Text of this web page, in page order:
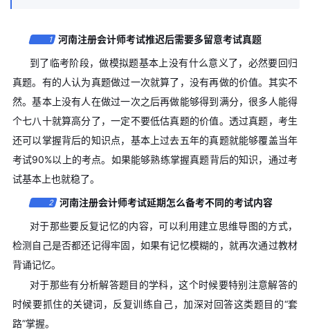
1 河南注册会计师考试推迟后需要多留意考试真题
到了临考阶段，做模拟题基本上没有什么意义了，必然要回归
真题。有的人认为真题做过一次就算了，没有再做的价值。其实不
然。基本上没有人在做过一次之后再做能够得到满分，很多人能得
个七八十就算高分了，一定不要低估真题的价值。透过真题，考生
还可以掌握背后的知识点，基本上过去五年的真题就能够覆盖当年
考试90%以上的考点。如果能够熟练掌握真题背后的知识，通过考
试基本上也就稳了。
2 河南注册会计师考试延期怎么备考不同的考试内容
对于那些要反复记忆的内容，可以利用建立思维导图的方式，
检测自己是否都还记得牢固，如果有记忆模糊的，就再次通过教材
背诵记忆。
对于那些有分析解答题目的学科，这个时候要特别注意解答的
时候要抓住的关键词，反复训练自己，加深对回答这类题目的“套
路”掌握。